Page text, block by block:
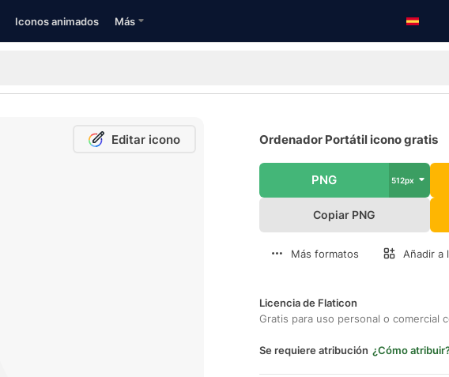
Iconos animados Más
Editar icono Ordenador Portátil icono gratis
PNG 512px
Copiar PNG
Más formatos Añadir a
Licencia de Flaticon
Gratis para uso personal o comercial
Se requiere atribución ¿Cómo